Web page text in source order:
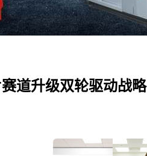
道升级双轮驱动战略